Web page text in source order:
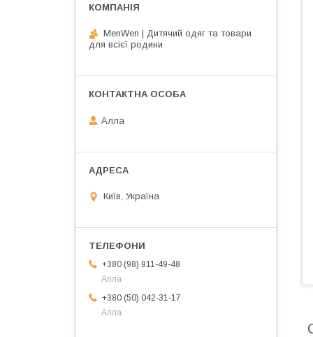
MenWen | Дитячий одяг та товари
для всієї родини
Алла
Київ, Україна
+380 (98) 911-49-48
Алла
+380 (50) 042-31-17
Алла